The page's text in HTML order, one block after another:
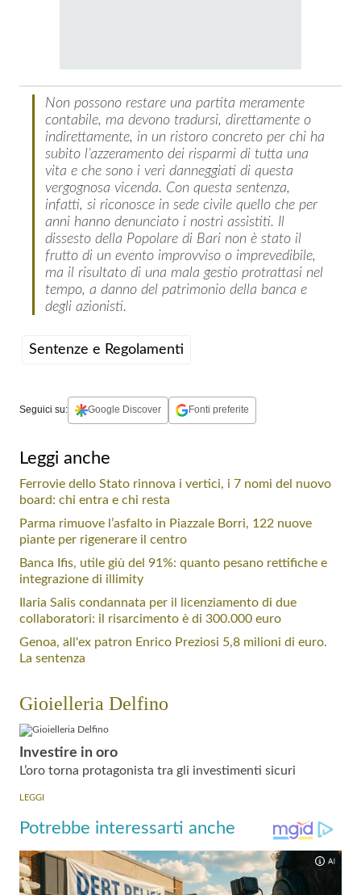
Non possono restare una partita meramente
contabile, ma devono tradursi, direttamente o
indirettamente, in un ristoro concreto per chi ha
subito l’azzeramento dei risparmi di tutta una
vita e che sono i veri danneggiati di questa
vergognosa vicenda. Con questa sentenza,
infatti, si riconosce in sede civile quello che per
anni hanno denunciato i nostri assistiti. Il
dissesto della Popolare di Bari non è stato il
frutto di un evento improvviso o imprevedibile,
ma il risultato di una mala gestio protrattasi nel
tempo, a danno del patrimonio della banca e
degli azionisti.
Sentenze e Regolamenti
Seguici su: Google Discover Fonti preferite
Leggi anche
Ferrovie dello Stato rinnova i vertici, i 7 nomi del nuovo
board: chi entra e chi resta
Parma rimuove l’asfalto in Piazzale Borri, 122 nuove
piante per rigenerare il centro
Banca Ifis, utile giù del 91%: quanto pesano rettifiche e
integrazione di illimity
Ilaria Salis condannata per il licenziamento di due
collaboratori: il risarcimento è di 300.000 euro
Genoa, all'ex patron Enrico Preziosi 5,8 milioni di euro.
La sentenza
Gioielleria Delfino
Investire in oro
L’oro torna protagonista tra gli investimenti sicuri
LEGGI